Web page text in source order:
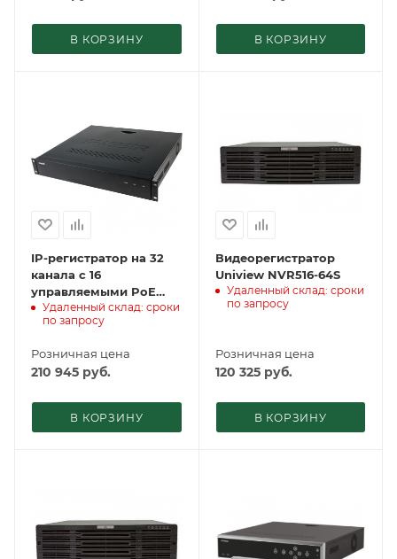
В КОРЗИНУ В КОРЗИНУ
IP-регистратор на 32
канала с 16
управляемыми PoE
портами – TRASSIR
DuoStation AnyIP 32-
Удаленный склад: сроки
по запросу
Розничная цена
210 945 руб.
В КОРЗИНУ
Видеорегистратор
Uniview NVR516-64S
Удаленный склад: сроки
по запросу
Розничная цена
120 325руб.
В КОРЗИНУ